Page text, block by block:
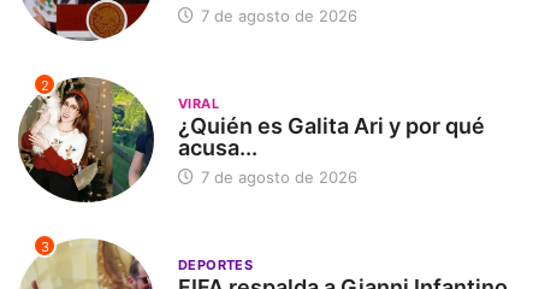
7 de agosto de 2026
2
VIRAL
¿Quién es Galita Ari y por qué
acusa...
7 de agosto de 2026
3
DEPORTES